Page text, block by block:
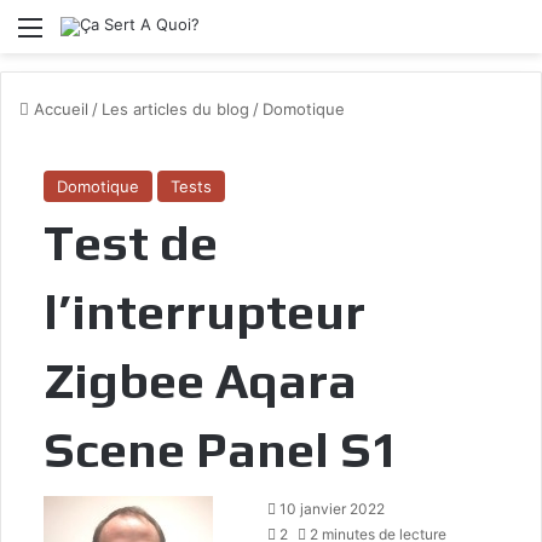
Menu
Accueil / Les articles du blog / Domotique
Domotique Tests
Test de
l’interrupteur
Zigbee Aqara
Scene Panel S1
10 janvier 2022
2
2 minutes de lecture